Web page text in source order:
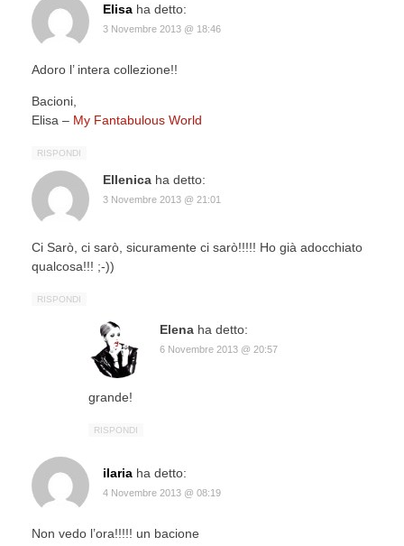
Elisa ha detto:
3 Novembre 2013 @ 18:46
Adoro l’ intera collezione!!
Bacioni,
Elisa – My Fantabulous World
RISPONDI
Ellenica ha detto:
3 Novembre 2013 @ 21:01
Ci Sarò, ci sarò, sicuramente ci sarò!!!!! Ho già adocchiato
qualcosa!!! ;-))
RISPONDI
Elena ha detto:
6 Novembre 2013 @ 20:57
grande!
RISPONDI
ilaria ha detto:
4 Novembre 2013 @ 08:19
Non vedo l’ora!!!!! un bacione